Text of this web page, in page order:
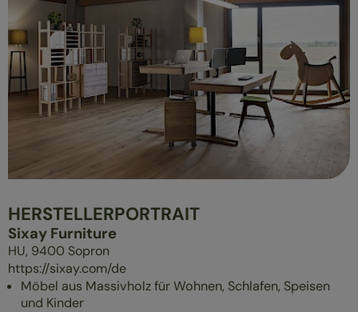
HÄNDLER
HERSTELLER
MITGLIED WERDEN
HÄNDLER FINDEN
ÖKOLOGISCH EINRICHTEN
ÜBERBLICK
POLSTERMÖBEL
GESUND SCHLAFEN
HERSTELLERPORTRAIT
Sixay Furniture
HU, 9400 Sopron
https://sixay.com/de
Möbel aus Massivholz für Wohnen, Schlafen, Speisen
und Kinder